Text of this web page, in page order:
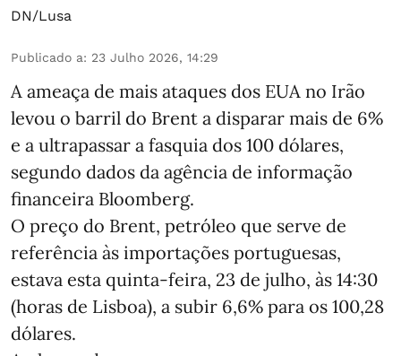
DN/Lusa
Publicado a: 23 Julho 2026, 14:29
A ameaça de mais ataques dos EUA no Irão
levou o barril do Brent a disparar mais de 6%
e a ultrapassar a fasquia dos 100 dólares,
segundo dados da agência de informação
financeira Bloomberg.
O preço do Brent, petróleo que serve de
referência às importações portuguesas,
estava esta quinta-feira, 23 de julho, às 14:30
(horas de Lisboa), a subir 6,6% para os 100,28
dólares.